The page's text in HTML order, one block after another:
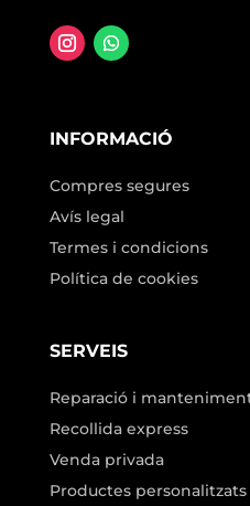
INFORMACIÓ
Compres segures
Avís legal
Termes i condicions
Política de cookies
SERVEIS
Reparació i
Recollida express
Venda privada
Productes personalitzats